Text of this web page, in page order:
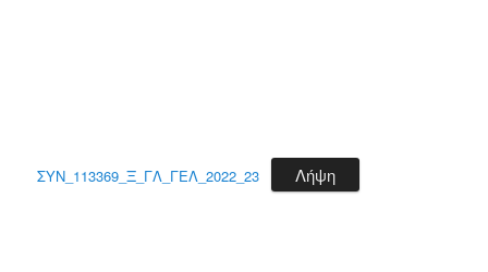
ΣΥΝ_113369_Ξ_ΓΛ_ΓΕΛ_2022_23 Λήψη